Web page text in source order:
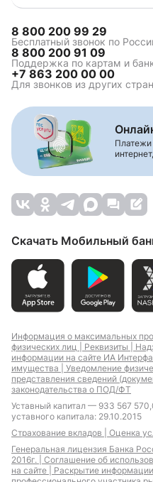
8 800 200 99 29
Бесплатный звонок по
8 800 200 91 09
Поддержка по картам и
+7 863 200 00 00
Для звонков из других стран
Платежи
Скачать Мобильный
Информация о максимальных
физических лиц | Реквизиты |
информации на сайте ИА
имущества | Уведомление
представления сведений
законодательства о ПОД/ФТ
Уставный капитал — 933 567
уставного капитала: 29.10.2015
Страхование вкладов | Оценка
Генеральная лицензия Банка
2016г. | Соглашение об
на сайте | Раскрытие информации